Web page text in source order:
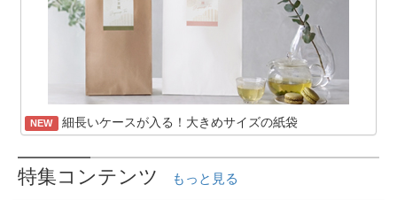
NEW 細長いケースが入る！大きめサイズの紙袋
特集コンテンツ もっと見る